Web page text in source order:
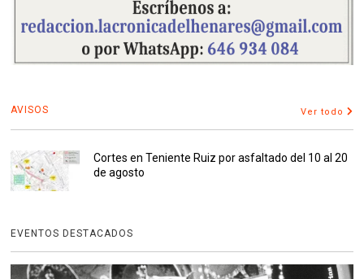
AVISOS Ver todo
Cortes en Teniente Ruiz por asfaltado del 10 al 20
de agosto
EVENTOS DESTACADOS